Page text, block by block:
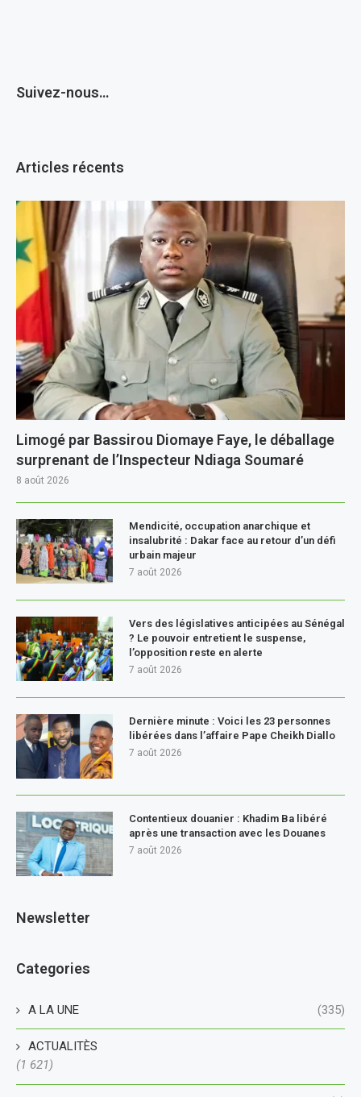
Suivez-nous…
Articles récents
Limogé par Bassirou Diomaye Faye, le déballage
surprenant de l’Inspecteur Ndiaga Soumaré
8 août 2026
Mendicité, occupation anarchique et
insalubrité : Dakar face au retour d’un défi
urbain majeur
7 août 2026
Vers des législatives anticipées au Sénégal
? Le pouvoir entretient le suspense,
l’opposition reste en alerte
7 août 2026
Dernière minute : Voici les 23 personnes
libérées dans l’affaire Pape Cheikh Diallo
7 août 2026
Contentieux douanier : Khadim Ba libéré
après une transaction avec les Douanes
7 août 2026
Newsletter
Categories
A LA UNE (335)
ACTUALITÈS
(1 621)